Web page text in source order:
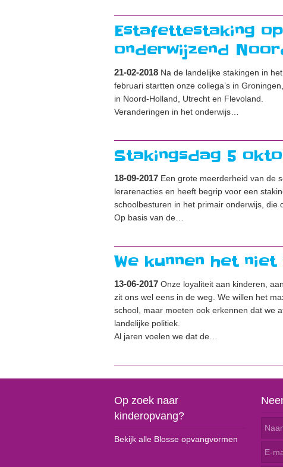
Estafettestaking
onderwijzend
21-02-2018 Na de landelijke stakingen in
februari startten onze collega’s in
in Noord-Holland, Utrecht en Flevoland.
Veranderingen in het onderwijs…
Stakingsdag 5
18-09-2017 Een grote meerderheid van de
lerarenacties en heeft begrip voor een
schoolbesturen in het primair onderwijs, die
Op basis van de…
We kunnen het niet
13-06-2017 Onze loyaliteit aan kinderen,
zit ons wel eens in de weg. We willen het
school, maar moeten ook erkennen dat we
landelijke politiek.
Al jaren voelen we dat de…
Op zoek naar
kinderopvang?
Bekijk alle Blosse opvangvormen